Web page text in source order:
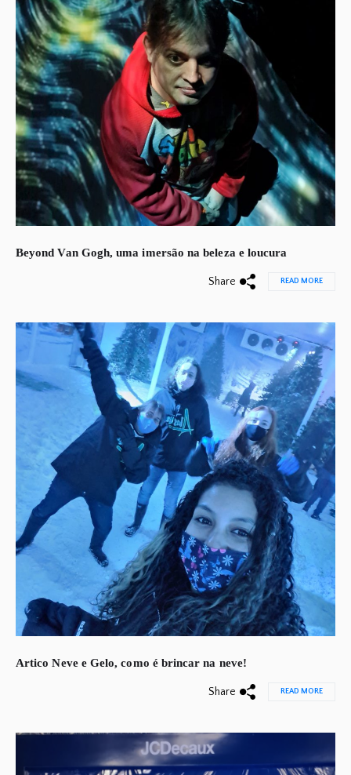
Beyond Van Gogh, uma imersão na beleza e loucura
Share READ MORE
Artico Neve e Gelo, como é brincar na neve!
Share READ MORE